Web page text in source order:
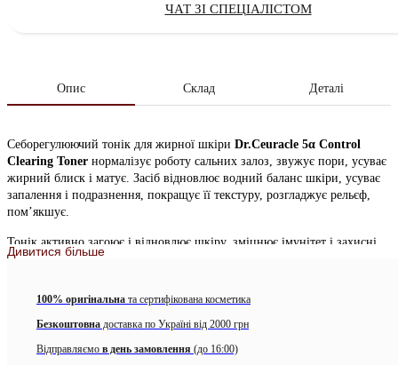
ЧАТ ЗІ СПЕЦІАЛІСТОМ
Опис Склад Деталі
Себорегулюючий тонік для жирної шкіри Dr.Ceuracle 5α Control
Clearing Toner нормалізує роботу сальних залоз, звужує пори, усуває
жирний блиск і матує. Засіб відновлює водний баланс шкіри, усуває
запалення і подразнення, покращує її текстуру, розгладжує рельєф,
пом’якшує.
Тонік активно загоює і відновлює шкіру, зміцнює імунітет і захисні
функції, оберігає шкіру від зовнішніх подразників, володіє
з закупоркою пор, регулює вироблення шкірного себума. Покращує
тон, усуває почервоніння, вирівнює колір обличчя.
аномальна вироблення ферменту 5α-редуктази, яка провокує
Дивитися більше
100% оригінальна та сертифікована косметика
Безкоштовна доставка по Україні від 2000 грн
Відправляємо в день замовлення (до 16:00)